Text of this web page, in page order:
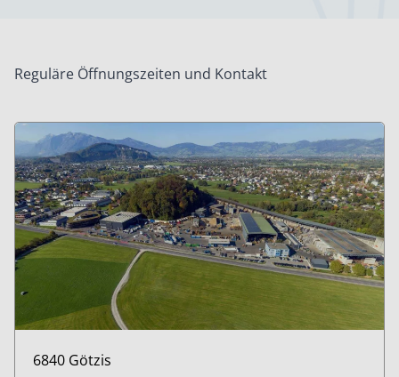
Reguläre Öffnungszeiten und Kontakt
6840 Götzis